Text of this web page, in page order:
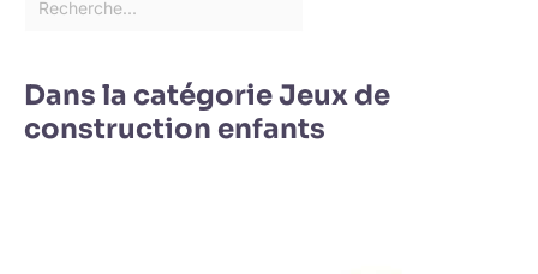
Dans la catégorie Jeux de
construction enfants